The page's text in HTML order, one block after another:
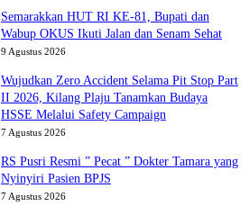
Semarakkan HUT RI KE-81, Bupati dan
Wabup OKUS Ikuti Jalan dan Senam Sehat
9 Agustus 2026
Wujudkan Zero Accident Selama Pit Stop Part
II 2026, Kilang Plaju Tanamkan Budaya
HSSE Melalui Safety Campaign
7 Agustus 2026
RS Pusri Resmi ” Pecat ” Dokter Tamara yang
Nyinyiri Pasien BPJS
7 Agustus 2026